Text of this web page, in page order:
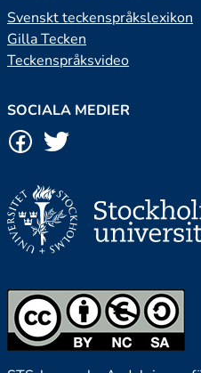
Svenskt teckenspråkslexikon
Gilla Tecken
Teckenspråksvideo
SOCIALA MEDIER